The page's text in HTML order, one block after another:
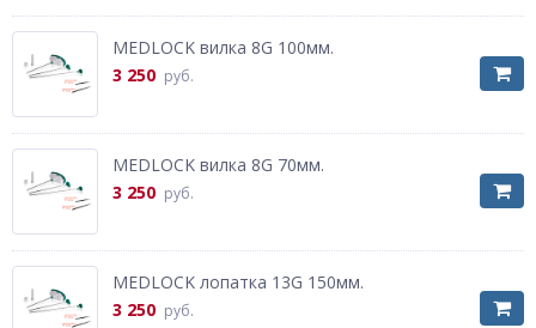
MEDLOCK вилка 8G 100мм.
3 250 руб.
MEDLOCK вилка 8G 70мм.
3 250 руб.
MEDLOCK лопатка 13G 150мм.
3 250 руб.